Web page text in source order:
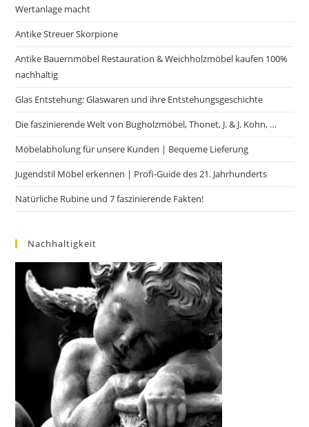
Wertanlage macht
Antike Streuer Skorpione
Antike Bauernmöbel Restauration & Weichholzmöbel kaufen 100%
nachhaltig
Glas Entstehung: Glaswaren und ihre Entstehungsgeschichte
Die faszinierende Welt von Bugholzmöbel, Thonet, J. & J. Kohn, …
Möbelabholung für unsere Kunden | Bequeme Lieferung
Jugendstil Möbel erkennen | Profi-Guide des 21. Jahrhunderts
Natürliche Rubine und 7 faszinierende Fakten!
Nachhaltigkeit